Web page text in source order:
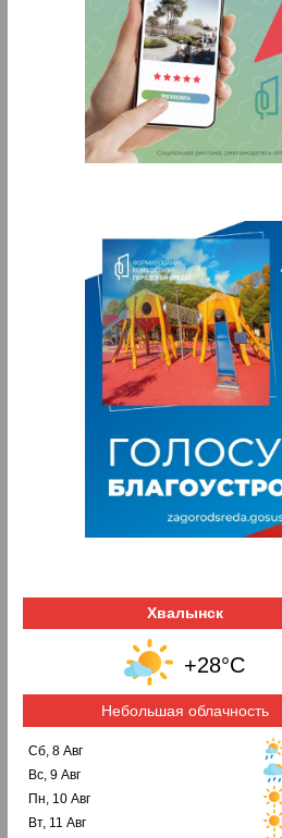
Хвалынск
+28°C
Небольшая облачность
Сб, 8 Авг
Вс, 9 Авг
Пн, 10 Авг
Вт, 11 Авг